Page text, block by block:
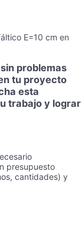
E=10 cm en
problemas
tu proyecto
esta
trabajo y lograr
presupuesto
cantidades) y